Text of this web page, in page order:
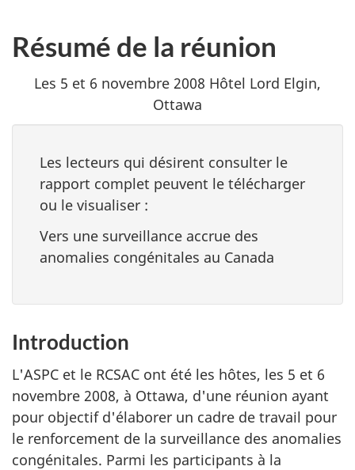
Résumé de la réunion
Les 5 et 6 novembre 2008 Hôtel Lord Elgin,
Ottawa
Les lecteurs qui désirent consulter le
rapport complet peuvent le télécharger
ou le visualiser :
Vers une surveillance accrue des
anomalies congénitales au Canada
Introduction
L'ASPC et le RCSAC ont été les hôtes, les 5 et 6
novembre 2008, à Ottawa, d'une réunion ayant
pour objectif d'élaborer un cadre de travail pour
le renforcement de la surveillance des anomalies
congénitales. Parmi les participants à la